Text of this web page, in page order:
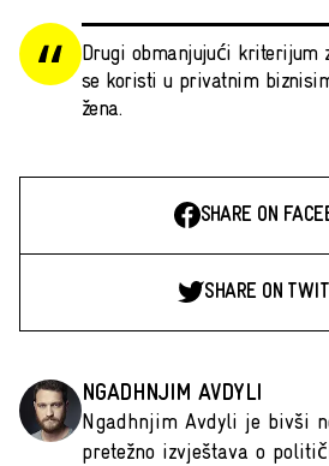
Drugi obmanjujući kriterijum
se koristi u privatnim
žena.
SHARE ON
SHARE ON
NGADHNJIM AVDYLI
Ngadhnjim Avdyli je bivši
pretežno izvještava o